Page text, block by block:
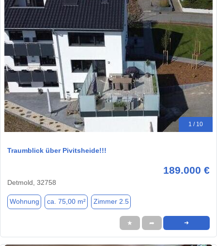
1 / 10
Traumblick über Pivitsheide!!!
189.000 €
Detmold, 32758
Wohnung ca. 75,00 m² Zimmer 2.5
★ ➦ ➜